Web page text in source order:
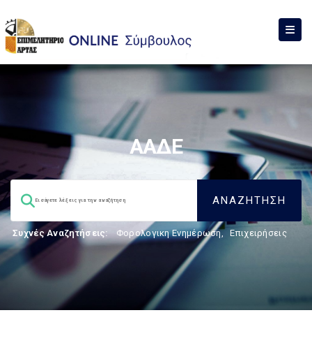
ΑΑΔΕ
Συχνές Αναζητήσεις: Φορολογικη Ενημέρωση, Επιχειρήσεις